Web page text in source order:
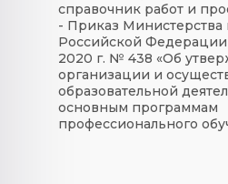
справочник работ и
- Приказ
Российской Федерации
2020 г. № 438 «Об
организации и
образовательной
основным программам
профессионального